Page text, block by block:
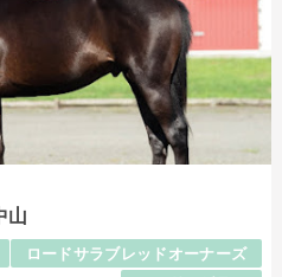
山
ロードサラブレッドオーナーズ